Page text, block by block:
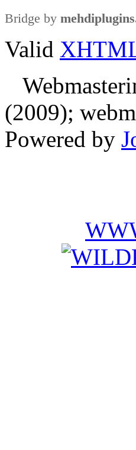
Bridge by
Valid
(2009);
Powered by